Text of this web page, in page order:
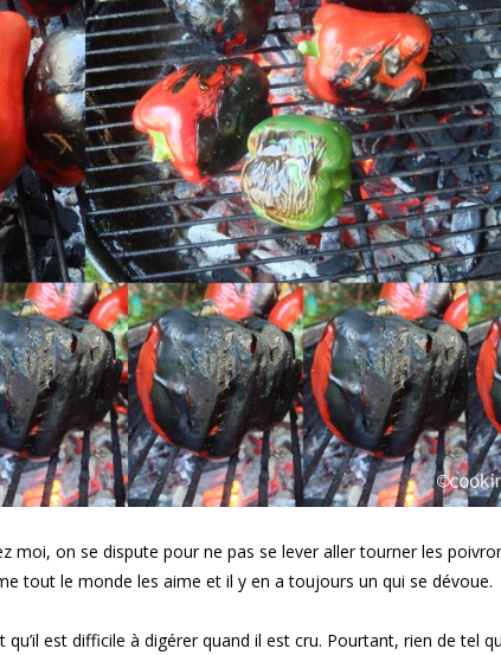
moi, on se dispute pour ne pas se lever aller tourner les
tout le monde les aime et il y en a toujours un qui se dévoue.
qu’il est difficile à digérer quand il est cru. Pourtant, rien de tel